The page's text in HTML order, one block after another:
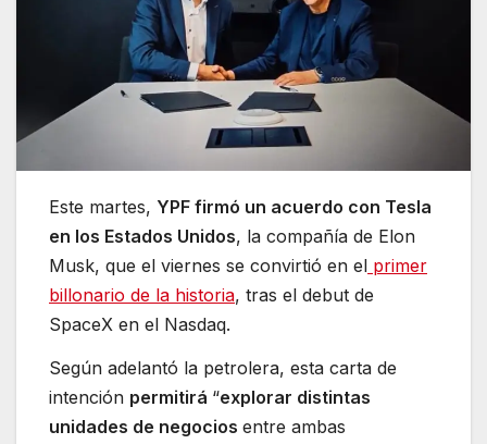
Este martes, YPF firmó un acuerdo con Tesla
en los Estados Unidos, la compañía de Elon
Musk, que el viernes se convirtió en el primer
billonario de la historia, tras el debut de
SpaceX en el Nasdaq.
Según adelantó la petrolera, esta carta de
intención permitirá “explorar distintas
unidades de negocios entre ambas